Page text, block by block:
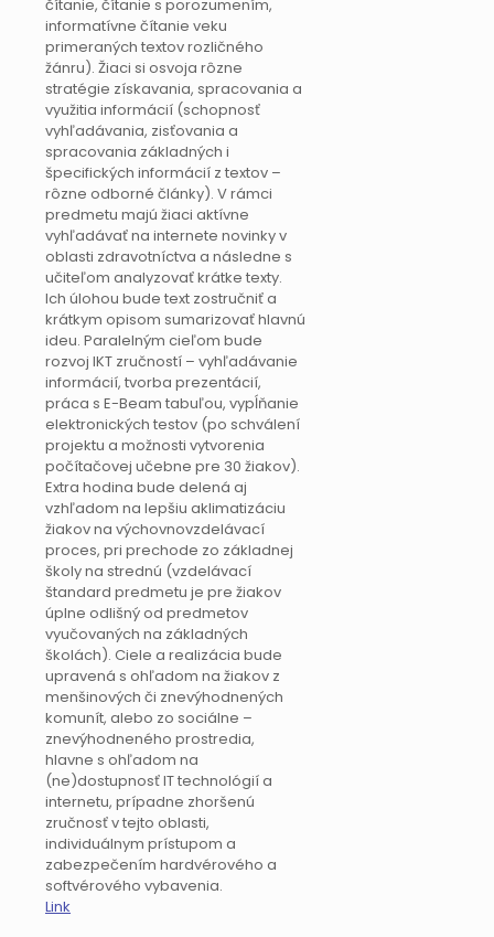
čítanie, čítanie s porozumením,
informatívne čítanie veku
primeraných textov rozličného
žánru). Žiaci si osvoja rôzne
stratégie získavania, spracovania a
využitia informácií (schopnosť
vyhľadávania, zisťovania a
spracovania základných i
špecifických informácií z textov –
rôzne odborné články). V rámci
predmetu majú žiaci aktívne
vyhľadávať na internete novinky v
oblasti zdravotníctva a následne s
učiteľom analyzovať krátke texty.
Ich úlohou bude text zostručniť a
krátkym opisom sumarizovať hlavnú
ideu. Paralelným cieľom bude
rozvoj IKT zručností – vyhľadávanie
informácií, tvorba prezentácií,
práca s E-Beam tabuľou, vypĺňanie
elektronických testov (po schválení
projektu a možnosti vytvorenia
počítačovej učebne pre 30 žiakov).
Extra hodina bude delená aj
vzhľadom na lepšiu aklimatizáciu
žiakov na výchovnovzdelávací
proces, pri prechode zo základnej
školy na strednú (vzdelávací
štandard predmetu je pre žiakov
úplne odlišný od predmetov
vyučovaných na základných
školách). Ciele a realizácia bude
upravená s ohľadom na žiakov z
menšinových či znevýhodnených
komunít, alebo zo sociálne –
znevýhodneného prostredia,
hlavne s ohľadom na
(ne)dostupnosť IT technológií a
internetu, prípadne zhoršenú
zručnosť v tejto oblasti,
individuálnym prístupom a
zabezpečením hardvérového a
softvérového vybavenia.
Link